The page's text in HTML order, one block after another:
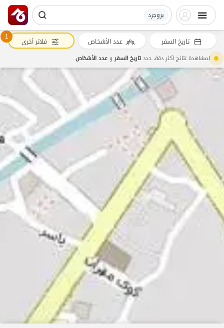
بروجرد
تاريخ السفر عدد الأشخاص 1 فلاتر أخرى
لمشاهدة نتائج أكثر دقة، حددتاريخ السفروعدد الأشخاص